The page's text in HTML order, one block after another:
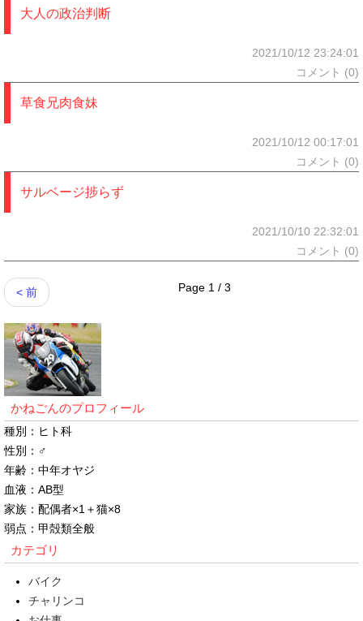
大人の政治判断
2021/10/12 23:24:01
コメント (0)
草食兄肉食妹
2021/10/12 00:17:01
コメント (0)
サルベージ捗らず
2021/10/10 22:32:01
コメント (0)
< 前 Page 1 / 3
かねごんのプロフィール
種別：ヒト科
性別：♂
年齢：中年オヤジ
血液：AB型
家族：配偶者×1＋猫×8
弱点：甲殻類全般
カテゴリ
バイク
チャリンコ